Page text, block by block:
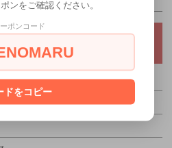
品等）
ンをご確認ください。
ポンコード
ドをコピー